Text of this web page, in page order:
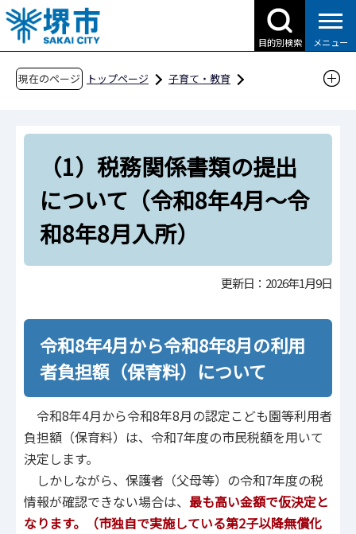
こ
の
ペ
目的別検索 メニュー
現在のページ トップページ
子育て・教育
預けたい（保育サービス）
利用決定後の各種案内について
（1）税務関係書類の提出について（令和8年4
月～令和8年8月入所）
（1）税務関係書類の提出
について（令和8年4月～令
和8年8月入所）
更新日：2026年1月9日
令和8年4月から令和8年8月の利用
者負担額（保育料）について
令和8年4月から令和8年8月の認定こども園等利用者
負担額（保育料）は、令和7年度の市民税額を用いて
決定します。
しかしながら、保護者（父母等）の令和7年度の税
情報が確認できない場合は、 最も高い金額で仮決定と
なります。（市独自で実施している第2子以降無償化